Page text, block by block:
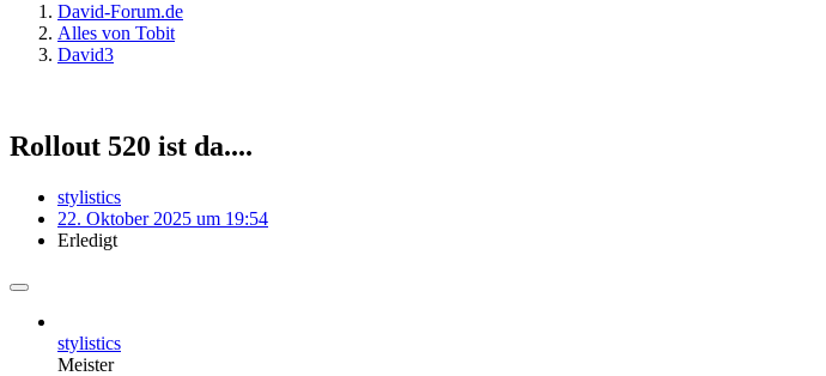
David-Forum.de
Alles von Tobit
David3
Rollout 520 ist da....
stylistics
22. Oktober 2025 um 19:54
Erledigt
stylistics
Meister